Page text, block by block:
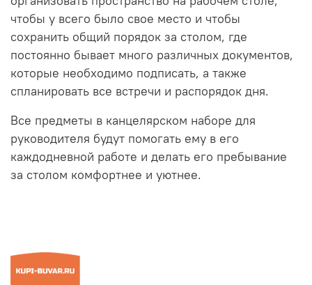
чтобы у всего было свое место и чтобы
сохранить общий порядок за столом, где
постоянно бывает много различных документов,
которые необходимо подписать, а также
спланировать все встречи и распорядок дня.
Все предметы в канцелярском наборе для
руководителя будут помогать ему в его
каждодневной работе и делать его пребывание
за столом комфортнее и уютнее.